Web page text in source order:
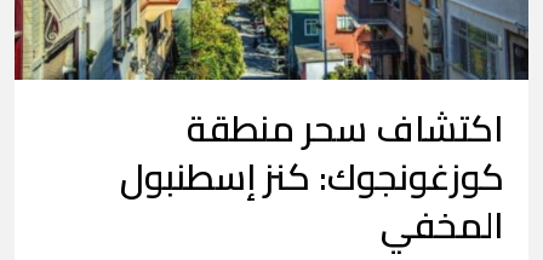
اكتشاف سحر منطقة
كوزغونجوك: كنز إسطنبول
المخفي